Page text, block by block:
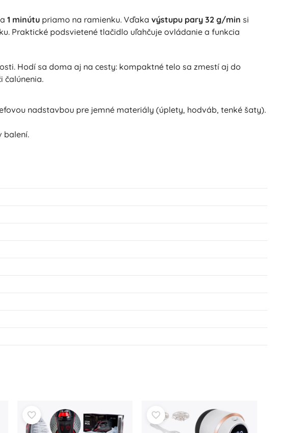
1 minútu priamo na ramienku. Vďaka výstupu pary 32 g/min si
Praktické podsvietené tlačidlo uľahčuje ovládanie a funkcia
Hodí sa doma aj na cesty: kompaktné telo sa zmestí aj do
čalúnenia.
nadstavbou pre jemné materiály (úplety, hodváb, tenké šaty).
balení.